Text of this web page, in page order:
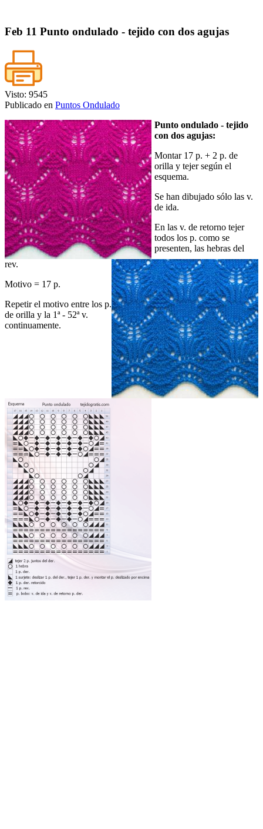
Feb 11 Punto ondulado - tejido con dos agujas
Visto: 9545
Publicado en Puntos Ondulado
Punto ondulado - tejido
con dos agujas:
Montar 17 p. + 2 p. de
orilla y tejer según el
esquema.
Se han dibujado sólo las v.
de ida.
En las v. de retorno tejer
todos los p. como se
presenten, las hebras del
rev.
Motivo = 17 p.
Repetir el motivo entre los p.
de orilla y la 1ª - 52ª v.
continuamente.